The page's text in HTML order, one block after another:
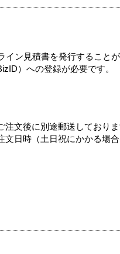
ン見積書を発行することが
）への登録が必要です。
文後に別途郵送しておりま
日時（土日祝にかかる場